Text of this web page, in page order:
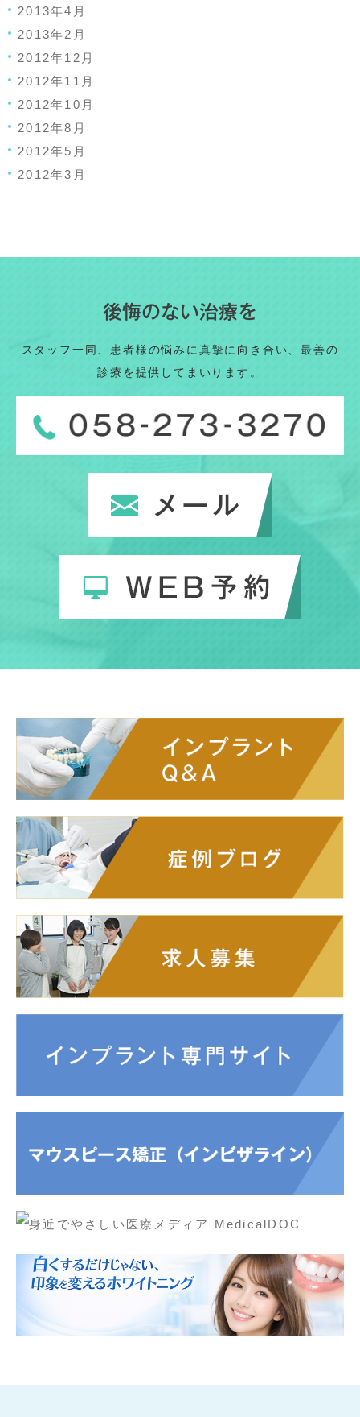
2013年4月
2013年2月
2012年12月
2012年11月
2012年10月
2012年8月
2012年5月
2012年3月
後悔のない治療を
スタッフ一同、患者様の悩みに真摯に向き合い、最善の
診療を提供してまいります。